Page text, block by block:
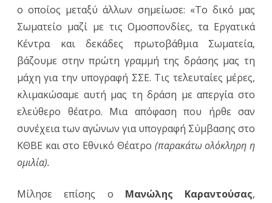
ο οποίος μεταξύ άλλων σημείωσε: «Το δικό μας
Σωματείο μαζί με τις Ομοσπονδίες, τα Εργατικά
Κέντρα και δεκάδες πρωτοβάθμια Σωματεία,
βάζουμε στην πρώτη γραμμή της δράσης μας τη
μάχη για την υπογραφή ΣΣΕ. Τις τελευταίες μέρες,
κλιμακώσαμε αυτή μας τη δράση με απεργία στο
ελεύθερο θέατρο. Μια απόφαση που ήρθε σαν
συνέχεια των αγώνων για υπογραφή Σύμβασης στο
ΚΘΒΕ και στο Εθνικό Θέατρο (παρακάτω ολόκληρη η
ομιλία).
Μίλησε επίσης ο Μανώλης Καραντούσας,